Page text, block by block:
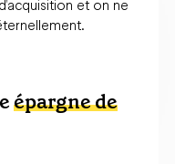
et on ne
épargne de